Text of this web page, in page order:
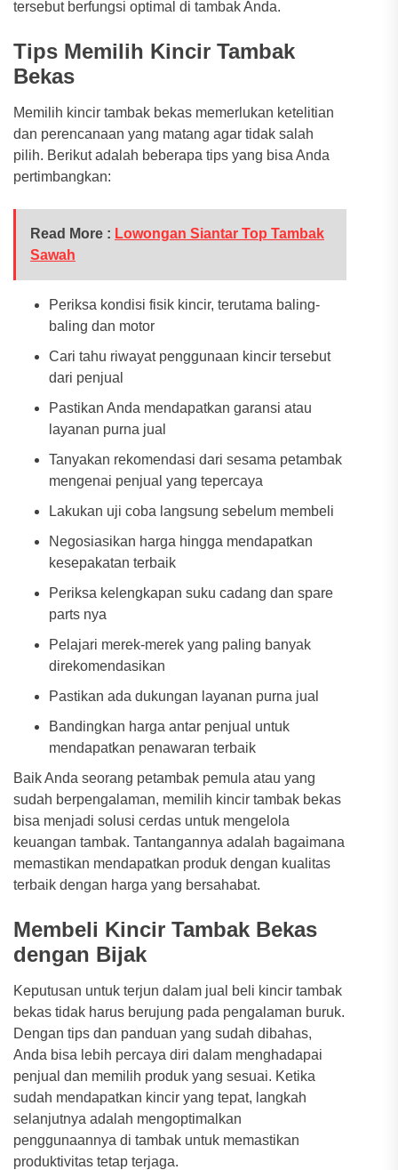
tersebut berfungsi optimal di tambak Anda.
Tips Memilih Kincir Tambak
Bekas
Memilih kincir tambak bekas memerlukan ketelitian
dan perencanaan yang matang agar tidak salah
pilih. Berikut adalah beberapa tips yang bisa Anda
pertimbangkan:
Read More : Lowongan Siantar Top Tambak
Sawah
Periksa kondisi fisik kincir, terutama baling-
baling dan motor
Cari tahu riwayat penggunaan kincir tersebut
dari penjual
Pastikan Anda mendapatkan garansi atau
layanan purna jual
Tanyakan rekomendasi dari sesama petambak
mengenai penjual yang tepercaya
Lakukan uji coba langsung sebelum membeli
Negosiasikan harga hingga mendapatkan
kesepakatan terbaik
Periksa kelengkapan suku cadang dan spare
parts nya
Pelajari merek-merek yang paling banyak
direkomendasikan
Pastikan ada dukungan layanan purna jual
Bandingkan harga antar penjual untuk
mendapatkan penawaran terbaik
Baik Anda seorang petambak pemula atau yang
sudah berpengalaman, memilih kincir tambak bekas
bisa menjadi solusi cerdas untuk mengelola
keuangan tambak. Tantangannya adalah bagaimana
memastikan mendapatkan produk dengan kualitas
terbaik dengan harga yang bersahabat.
Membeli Kincir Tambak Bekas
dengan Bijak
Keputusan untuk terjun dalam jual beli kincir tambak
bekas tidak harus berujung pada pengalaman buruk.
Dengan tips dan panduan yang sudah dibahas,
Anda bisa lebih percaya diri dalam menghadapai
penjual dan memilih produk yang sesuai. Ketika
sudah mendapatkan kincir yang tepat, langkah
selanjutnya adalah mengoptimalkan
penggunaannya di tambak untuk memastikan
produktivitas tetap terjaga.